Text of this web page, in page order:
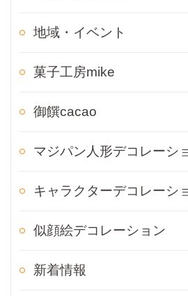
地域・イベント
菓子工房mike
御饌cacao
マジパン人形デコレーシ
キャラクターデコレーシ
似顔絵デコレーション
新着情報